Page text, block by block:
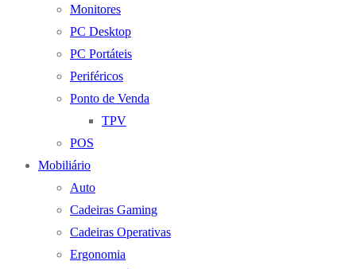
Monitores
PC Desktop
PC Portáteis
Periféricos
Ponto de Venda
TPV
POS
Mobiliário
Auto
Cadeiras Gaming
Cadeiras Operativas
Ergonomia